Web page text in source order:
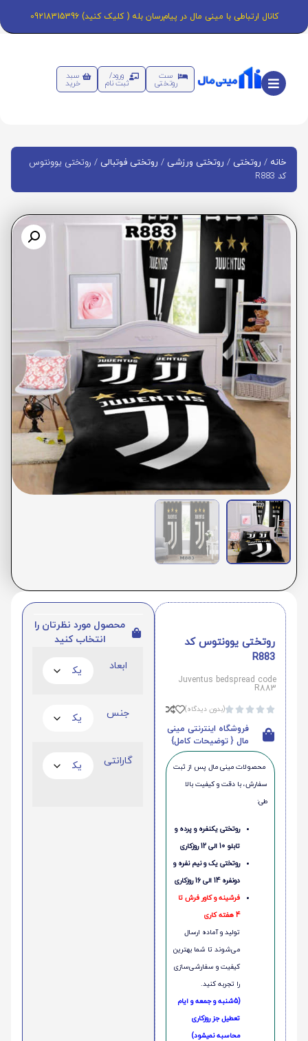
کانال ارتباطی با مینی مال در پیام‌رسان بله ( کلیک کنید) 09218315396
ست
روتختی
ورود/
ثبت نام
سبد
خرید
خانه / روتختی / روتختی ورزشی / روتختی فوتبالی / روتختی یوونتوس
کد R883
روتختی یوونتوس کد
R883
Juventus bedspread code
R883




(بدون دیدگاه)
فروشگاه اینترنتی مینی
مال { توضیحات کامل}
محصولات مینی‌ مال پس از ثبت
سفارش، با دقت و کیفیت بالا
طی:
روتختی یکنفره و پرده و
تابلو 10 الی 12 روزکاری
روتختی یک و نیم نفره و
دونفره 14 الی 16 روزکاری
فرشینه و کاور فرش تا
4 هفته کاری
تولید و آماده ارسال
می‌شوند تا شما بهترین
کیفیت و سفارشی‌سازی
را تجربه کنید.
(5شنبه و جمعه و ایام
تعطیل جز روزکاری
محاسبه نمیشود)
محصول مورد نظرتان را
انتخاب کنید
ابعاد
جنس
گارانتی